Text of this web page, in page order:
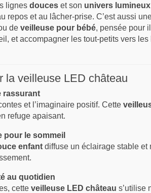
lignes douces et son univers lumineux
repos et au lâcher-prise. C’est aussi
de veilleuse pour bébé, pensée pour
et accompagner les tout-petits vers
la veilleuse LED château
rassurant
et l’imaginaire positif. Cette
refuge apaisant.
pour le sommeil
enfant diffuse un éclairage stable et
au quotidien
cette veilleuse LED château s’utilise